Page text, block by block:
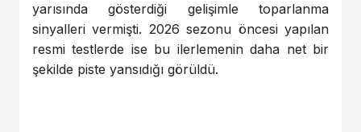
yarısında gösterdiği gelişimle toparlanma
sinyalleri vermişti. 2026 sezonu öncesi yapılan
resmi testlerde ise bu ilerlemenin daha net bir
şekilde piste yansıdığı görüldü.